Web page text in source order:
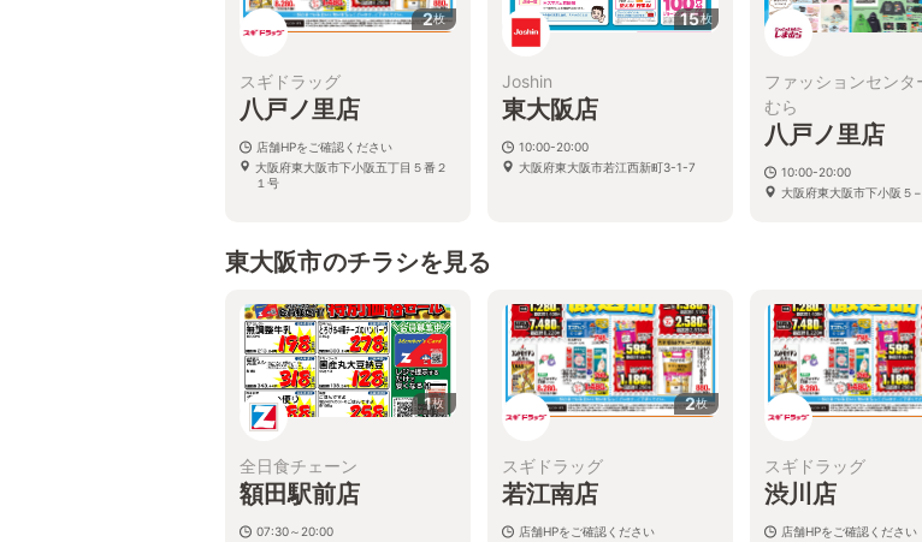
2枚
スギドラッグ
八戸ノ里店
店舗HPをご確認ください
大阪府東大阪市下小阪五丁目５番２
１号
15枚
Joshin
東大阪店
10:00-20:00
大阪府東大阪市若江西新町3-1-7
ファッションセンタ
むら
八戸ノ里店
10:00-20:00
大阪府東大阪市下小阪５
東大阪市のチラシを見る
1枚
全日食チェーン
額田駅前店
07:30～20:00
2枚
スギドラッグ
若江南店
店舗HPをご確認ください
スギドラッグ
渋川店
店舗HPをご確認ください